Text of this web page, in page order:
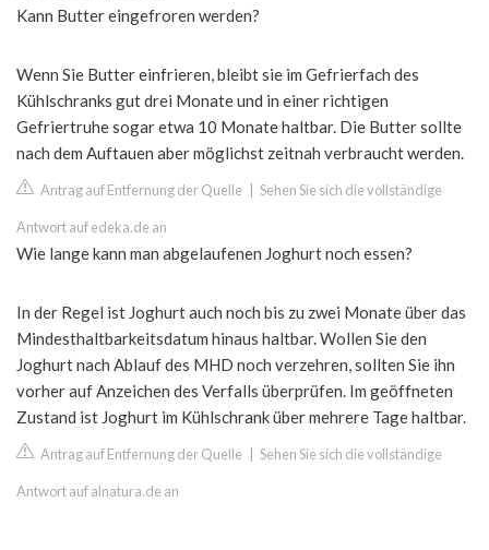
Kann Butter eingefroren werden?
Wenn Sie Butter einfrieren, bleibt sie im Gefrierfach des
Kühlschranks gut drei Monate und in einer richtigen
Gefriertruhe sogar etwa 10 Monate haltbar. Die Butter sollte
nach dem Auftauen aber möglichst zeitnah verbraucht werden.
Antrag auf Entfernung der Quelle Sehen Sie sich die vollständige
Antwort auf edeka.de an
Wie lange kann man abgelaufenen Joghurt noch essen?
In der Regel ist Joghurt auch noch bis zu zwei Monate über das
Mindesthaltbarkeitsdatum hinaus haltbar. Wollen Sie den
Joghurt nach Ablauf des MHD noch verzehren, sollten Sie ihn
vorher auf Anzeichen des Verfalls überprüfen. Im geöffneten
Zustand ist Joghurt im Kühlschrank über mehrere Tage haltbar.
Antrag auf Entfernung der Quelle Sehen Sie sich die vollständige
Antwort auf alnatura.de an